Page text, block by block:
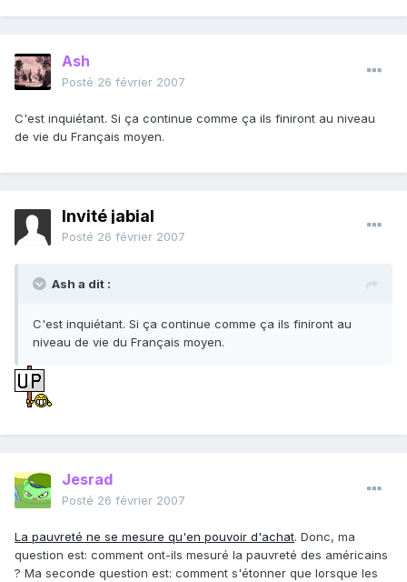
Ash
Posté 26 février 2007
C'est inquiétant. Si ça continue comme ça ils finiront au niveau
de vie du Français moyen.
Invité jabial
Posté 26 février 2007
Ash a dit :
C'est inquiétant. Si ça continue comme ça ils finiront au
niveau de vie du Français moyen.
Jesrad
Posté 26 février 2007
La pauvreté ne se mesure qu'en pouvoir d'achat. Donc, ma
question est: comment ont-ils mesuré la pauvreté des américains
? Ma seconde question est: comment s'étonner que lorsque les